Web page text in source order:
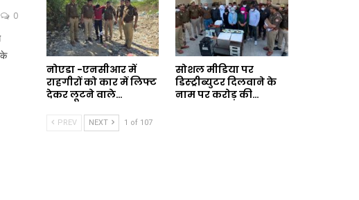
0
नोएडा -एनसीआर में
राहगीरों को कार में लिफ्ट
देकर लूटने वाले…
सोशल मीडिया पर
डिस्ट्रीब्युटर दिलवाने के
नाम पर करोड़ की…
PREV NEXT 1 of 107